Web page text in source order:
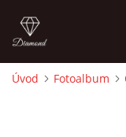
Úvod Fotoalbum